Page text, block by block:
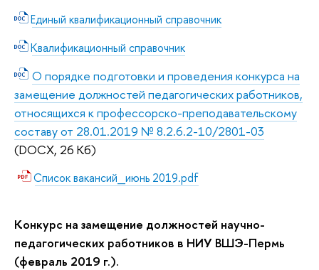
Единый квалификационный справочник
Квалификационный справочник
О порядке подготовки и проведения конкурса на
замещение должностей педагогических работников,
относящихся к профессорско-преподавательскому
составу от 28.01.2019 № 8.2.6.2-10/2801-03
(DOCX, 26 Кб)
Список вакансий_июнь 2019.pdf
Конкурс на замещение должностей научно-
педагогических работников в НИУ ВШЭ-Пермь
(февраль 2019 г.).